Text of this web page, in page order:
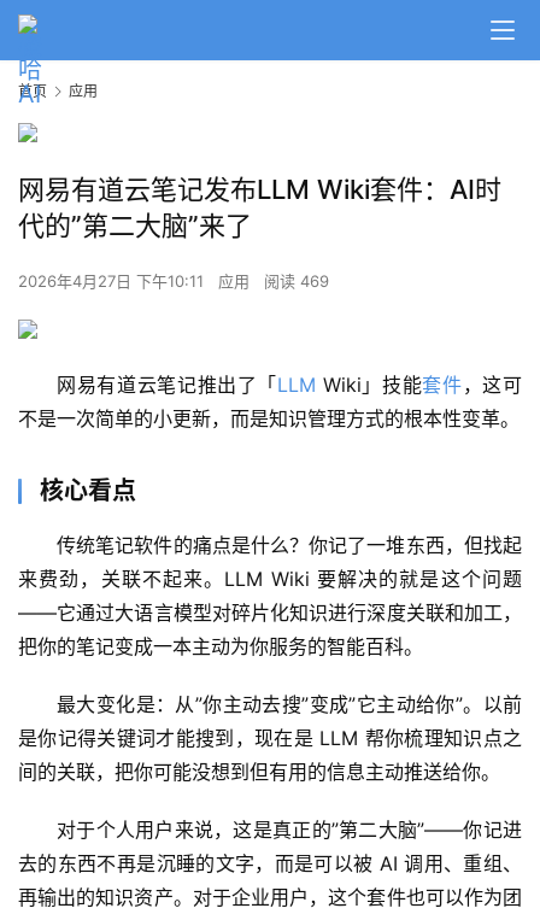
I
日
首页 应用
网易有道云笔记发布LLM Wiki套件：AI时
代的”第二大脑”来了
2026年4月27日 下午10:11 应用 阅读 469
网易有道云笔记推出了「LLM Wiki」技能套件，这可
不是一次简单的小更新，而是知识管理方式的根本性变革。
核心看点
传统笔记软件的痛点是什么？你记了一堆东西，但找起
来费劲，关联不起来。LLM Wiki 要解决的就是这个问题
——它通过大语言模型对碎片化知识进行深度关联和加工，
把你的笔记变成一本主动为你服务的智能百科。
最大变化是：从”你主动去搜”变成”它主动给你”。以前
是你记得关键词才能搜到，现在是 LLM 帮你梳理知识点之
间的关联，把你可能没想到但有用的信息主动推送给你。
对于个人用户来说，这是真正的”第二大脑”——你记进
去的东西不再是沉睡的文字，而是可以被 AI 调用、重组、
再输出的知识资产。对于企业用户，这个套件也可以作为团